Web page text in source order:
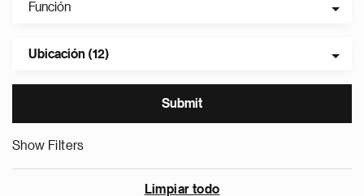
Función
Ubicación (12)
Show Filters
Limpiar todo